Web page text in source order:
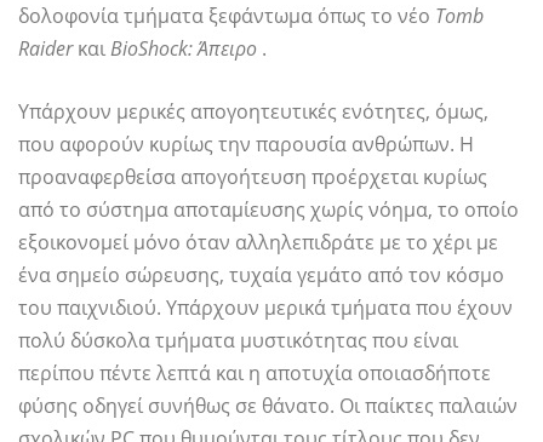
δολοφονία τμήματα ξεφάντωμα όπως το νέο Tomb
RaiderκαιBioShock: Άπειρο .
Υπάρχουν μερικές απογοητευτικές ενότητες, όμως,
που αφορούν κυρίως την παρουσία ανθρώπων. Η
προαναφερθείσα απογοήτευση προέρχεται κυρίως
από το σύστημα αποταμίευσης χωρίς νόημα, το οποίο
εξοικονομεί μόνο όταν αλληλεπιδράτε με το χέρι με
ένα σημείο σώρευσης, τυχαία γεμάτο από τον κόσμο
του παιχνιδιού. Υπάρχουν μερικά τμήματα που έχουν
πολύ δύσκολα τμήματα μυστικότητας που είναι
περίπου πέντε λεπτά και η αποτυχία οποιασδήποτε
φύσης οδηγεί συνήθως σε θάνατο. Οι παίκτες παλαιών